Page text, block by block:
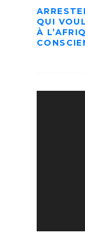
QUI
À